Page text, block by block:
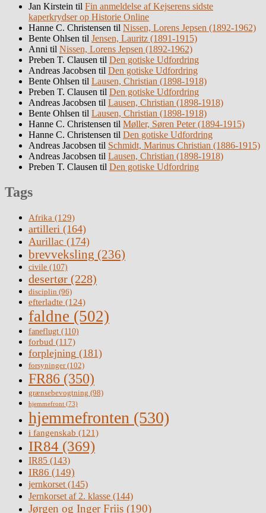
Jan Kirstein til Fin anmeldelse af Kejserens sidste
kaperkrydser op Historie Online
Hanne C. Christensen til Nissen, Lorens Jepsen (1892-1962)
Bente Ohlsen til Jensen, Lauritz (1891-1915)
Anni til Nissen, Lorens Jepsen (1892-1962)
Preben T. Clausen til Den gotiske Udfordring
Andreas Jacobsen til Den gotiske Udfordring
Bente Ohlsen til Lausen, Christian (1898-1918)
Preben T. Clausen til Den gotiske Udfordring
Andreas Jacobsen til Lausen, Christian (1898-1918)
Bente Ohlsen til Lausen, Christian (1898-1918)
Hanne C. Christensen til Møller, Søren Peter (1894-1915)
Hanne C. Christensen til Den gotiske Udfordring
Andreas Jacobsen til Schmidt, Marinus Christian (1886-1915)
Andreas Jacobsen til Lausen, Christian (1898-1918)
Preben T. Clausen til Den gotiske Udfordring
Tags
Afrika (129)
artilleri (164)
Aurillac (174)
brevveksling (236)
civile (107)
desertør (228)
disciplin (96)
efterladte (124)
faldne (502)
faneflugt (110)
forbud (117)
forplejning (181)
forsyninger(102)
FR86 (350)
grænsebevogtning (98)
hjemmefront (73)
hjemmefronten (530)
i fangenskab (121)
IR84 (369)
IR85 (143)
IR86 (149)
jernkorset (145)
Jernkorset af 2. klasse (144)
Jørgen og Inger Friis (190)